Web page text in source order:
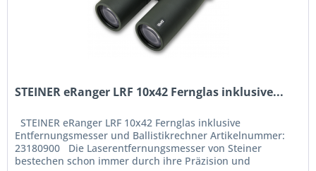
STEINER eRanger LRF 10x42 Fernglas inklusive...
STEINER eRanger LRF 10x42 Fernglas inklusive
Entfernungsmesser und Ballistikrechner Artikelnummer:
23180900 Die Laserentfernungsmesser von Steiner
bestechen schon immer durch ihre Präzision und